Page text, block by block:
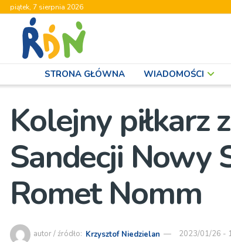
piątek, 7 sierpnia 2026
STRONA GŁÓWNA WIADOMOŚCI
Kolejny piłkarz
Sandecji Nowy
Romet Nomm
autor / źródło: Krzysztof Niedzielan 2023/01/26 -